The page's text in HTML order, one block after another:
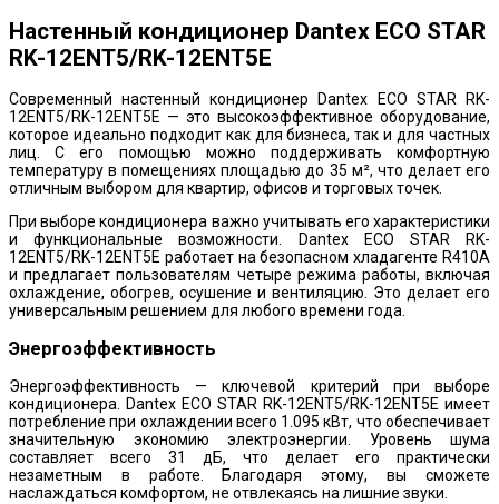
Настенный кондиционер Dantex ECO STAR
RK-12ENT5/RK-12ENT5E
Современный настенный кондиционер Dantex ECO STAR RK-
12ENT5/RK-12ENT5E — это высокоэффективное оборудование,
которое идеально подходит как для бизнеса, так и для частных
лиц. С его помощью можно поддерживать комфортную
температуру в помещениях площадью до 35 м², что делает его
отличным выбором для квартир, офисов и торговых точек.
При выборе кондиционера важно учитывать его характеристики
и функциональные возможности. Dantex ECO STAR RK-
12ENT5/RK-12ENT5E работает на безопасном хладагенте R410A
и предлагает пользователям четыре режима работы, включая
охлаждение, обогрев, осушение и вентиляцию. Это делает его
универсальным решением для любого времени года.
Энергоэффективность
Энергоэффективность — ключевой критерий при выборе
кондиционера. Dantex ECO STAR RK-12ENT5/RK-12ENT5E имеет
потребление при охлаждении всего 1.095 кВт, что обеспечивает
значительную экономию электроэнергии. Уровень шума
составляет всего 31 дБ, что делает его практически
незаметным в работе. Благодаря этому, вы сможете
наслаждаться комфортом, не отвлекаясь на лишние звуки.